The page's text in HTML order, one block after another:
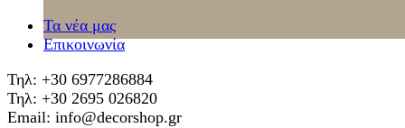
Τα νέα μας
Επικοινωνία
Τηλ: +30 6977286884
Τηλ: +30 2695 026820
Email: info@decorshop.gr